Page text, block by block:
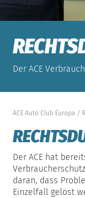
Der ACE
ACE Auto Club Europa
Der ACE hat
daran, dass
Einzelfall gelöst